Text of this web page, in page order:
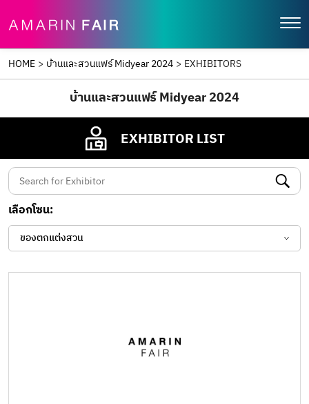
HOME > บ้านและสวนแฟร์ Midyear 2024 > EXHIBITORS
บ้านและสวนแฟร์ Midyear 2024
EXHIBITOR LIST
เลือกโซน:
ของตกแต่งสวน